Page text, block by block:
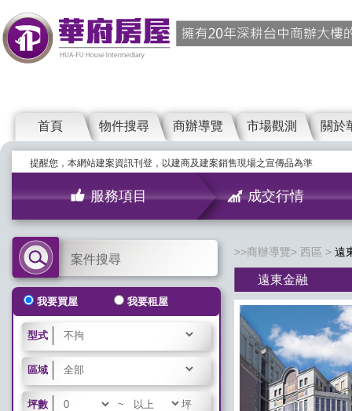
首頁 物件搜尋 商辦導覽 市場觀測 關於
提醒您，本網站建案資訊刊登，以建商及建案銷售現場之宣傳品為準
服務項目 成交行情
案件搜尋
我要買屋 我要租屋
型式
區域
坪數 ~ 坪
商辦導覽 西區 遠
遠東金融